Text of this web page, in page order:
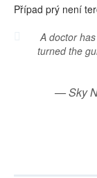
Případ prý není
A doctor
turned the
— Sky